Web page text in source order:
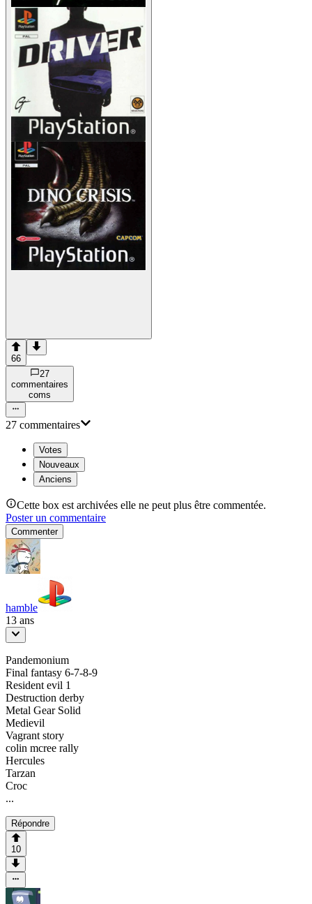
66
27
commentaires
coms
27 commentaires
Votes
Nouveaux
Anciens
Cette box est archivées elle ne peut plus être commentée.
Poster un commentaire
Commenter
hamble
13 ans
Pandemonium
Final fantasy 6-7-8-9
Resident evil 1
Destruction derby
Metal Gear Solid
Medievil
Vagrant story
colin mcree rally
Hercules
Tarzan
Croc
...
Répondre
10